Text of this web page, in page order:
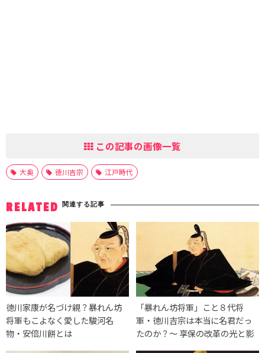
この記事の画像一覧
大奥 徳川吉宗 江戸時代
RELATED 関連する記事
徳川家康が名づけ親？暴れん坊
将軍もこよなく愛した駿河名
物・安倍川餅とは
「暴れん坊将軍」こと８代将
軍・徳川吉宗は本当に名君だっ
たのか？〜 享保の改革の光と影